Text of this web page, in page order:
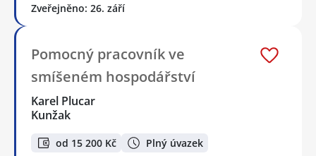
Zveřejněno: 26. září
Pomocný pracovník ve
smíšeném hospodářství
Karel Plucar
Kunžak
od 15 200 Kč Plný úvazek